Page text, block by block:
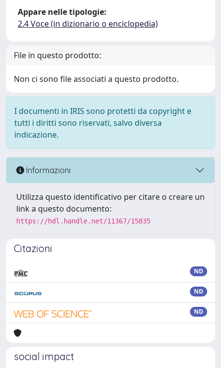
Appare nelle tipologie:
2.4 Voce (in dizionario o enciclopedia)
File in questo prodotto:
Non ci sono file associati a questo prodotto.
I documenti in IRIS sono protetti da copyright e
tutti i diritti sono riservati, salvo diversa
indicazione.
Informazioni
Utilizza questo identificativo per citare o creare un
link a questo documento:
https://hdl.handle.net/11367/15835
Citazioni
ND
ND
ND
social impact